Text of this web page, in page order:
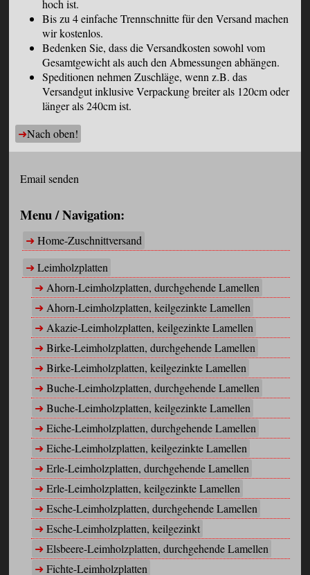
hoch ist.
Bis zu 4 einfache Trennschnitte für den Versand machen
wir kostenlos.
Bedenken Sie, dass die Versandkosten sowohl vom
Gesamtgewicht als auch den Abmessungen abhängen.
Speditionen nehmen Zuschläge, wenn z.B. das
Versandgut inklusive Verpackung breiter als 120cm oder
länger als 240cm ist.
Nach oben!
Email senden
Menu / Navigation:
Home-Zuschnittversand
Leimholzplatten
Ahorn-Leimholzplatten, durchgehende Lamellen
Ahorn-Leimholzplatten, keilgezinkte Lamellen
Akazie-Leimholzplatten, keilgezinkte Lamellen
Birke-Leimholzplatten, durchgehende Lamellen
Birke-Leimholzplatten, keilgezinkte Lamellen
Buche-Leimholzplatten, durchgehende Lamellen
Buche-Leimholzplatten, keilgezinkte Lamellen
Eiche-Leimholzplatten, durchgehende Lamellen
Eiche-Leimholzplatten, keilgezinkte Lamellen
Erle-Leimholzplatten, durchgehende Lamellen
Erle-Leimholzplatten, keilgezinkte Lamellen
Esche-Leimholzplatten, durchgehende Lamellen
Esche-Leimholzplatten, keilgezinkt
Elsbeere-Leimholzplatten, durchgehende Lamellen
Fichte-Leimholzplatten